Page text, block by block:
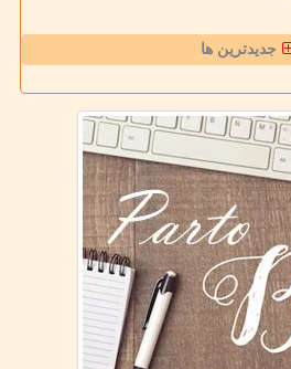
جدیدترین ها